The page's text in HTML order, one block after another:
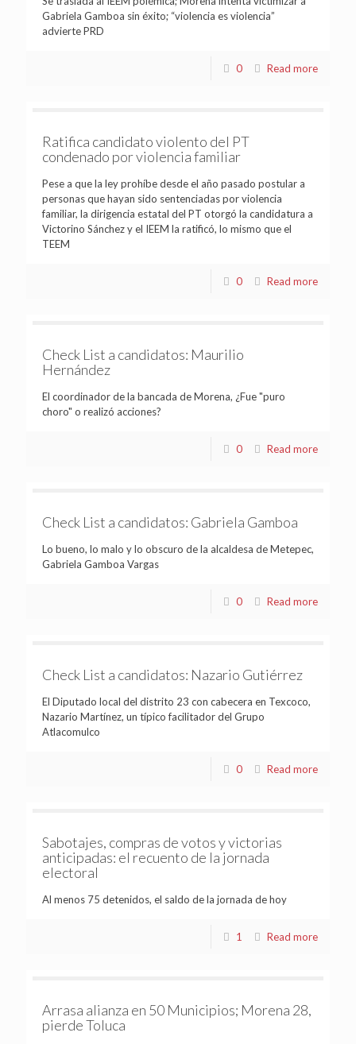
Gabriela Gamboa sin éxito; “violencia es violencia”
advierte PRD
0 Read more
Ratifica candidato violento del PT
condenado por violencia familiar
Pese a que la ley prohíbe desde el año pasado postular a
personas que hayan sido sentenciadas por violencia
familiar, la dirigencia estatal del PT otorgó la candidatura a
Victorino Sánchez y el IEEM la ratificó, lo mismo que el
TEEM
0 Read more
Check List a candidatos: Maurilio
Hernández
El coordinador de la bancada de Morena, ¿Fue "puro
choro" o realizó acciones?
0 Read more
Check List a candidatos: Gabriela Gamboa
Lo bueno, lo malo y lo obscuro de la alcaldesa de Metepec,
Gabriela Gamboa Vargas
0 Read more
Check List a candidatos: Nazario Gutiérrez
El Diputado local del distrito 23 con cabecera en Texcoco,
Nazario Martínez, un típico facilitador del Grupo
Atlacomulco
0 Read more
Sabotajes, compras de votos y victorias
anticipadas: el recuento de la jornada
electoral
Al menos 75 detenidos, el saldo de la jornada de hoy
1 Read more
Arrasa alianza en 50 Municipios; Morena 28,
pierde Toluca